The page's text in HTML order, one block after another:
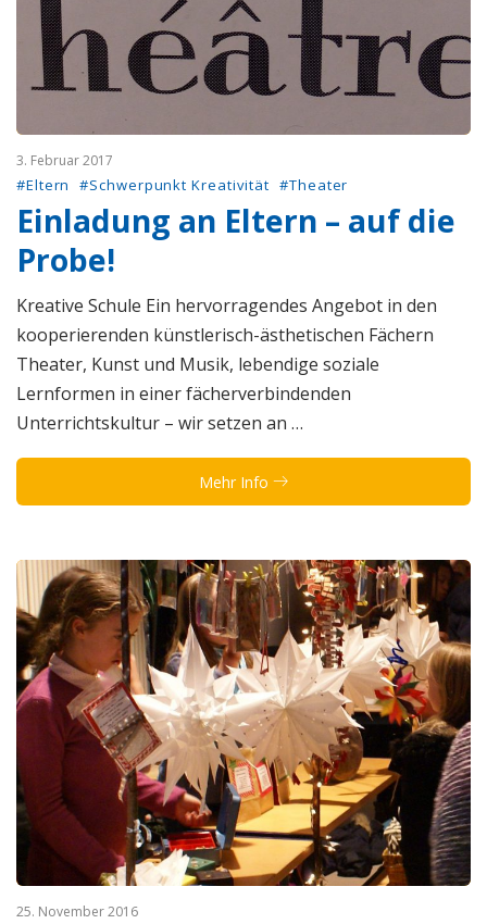
3. Februar 2017
#Eltern #Schwerpunkt Kreativität #Theater
Einladung an Eltern – auf die
Probe!
Kreative Schule Ein hervorragendes Angebot in den
kooperierenden künstlerisch-ästhetischen Fächern
Theater, Kunst und Musik, lebendige soziale
Lernformen in einer fächerverbindenden
Unterrichtskultur – wir setzen an …
Mehr Info
25. November 2016